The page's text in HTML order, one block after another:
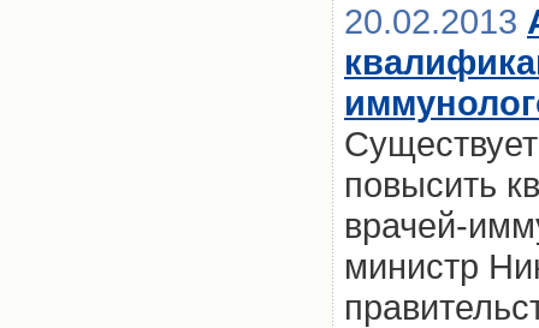
20.02.2013
повысить
врачей-
министр